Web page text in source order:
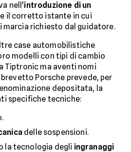
nell'introduzione di un
il corretto istante in cui
richiesto dal guidatore.
case automobilistiche
modelli con tipi di cambio
Tiptronic ma aventi nomi
Porsche prevede, per
depositata, la
specifiche tecniche:
delle sospensioni.
la tecnologia degli ingranaggi